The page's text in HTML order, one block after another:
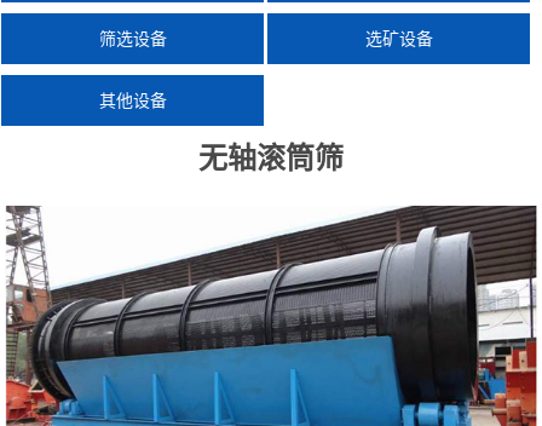
筛选设备 选矿设备
其他设备
​无轴滚筒筛